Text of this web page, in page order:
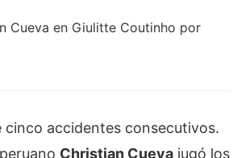
cinco accidentes consecutivos.
Christian Cueva jugó los